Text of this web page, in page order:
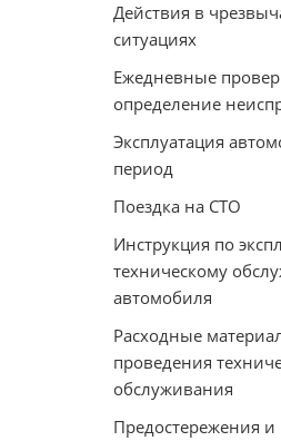
Действия в
ситуациях
Ежедневные
определение
Эксплуатация
период
Поездка на СТО
Инструкция по
техническому
автомобиля
Расходные
проведения
обслуживания
Предостережения